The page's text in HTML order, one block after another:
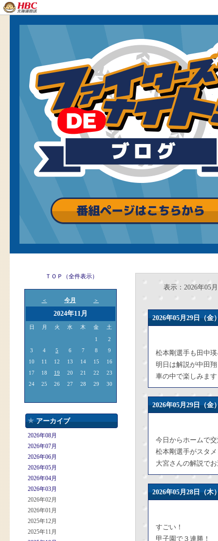
ＴＯＰ（全件表示）
＜ 今月 ＞
2024年11月
日 月 火 水 木 金 土
1
2
3
4 5 6 7 8
9
10
11 12 13 14 15
16
17
18 19 20 21 22
23
24
25 26 27 28 29 30
アーカイブ
2026年08月
2026年07月
2026年06月
2026年05月
2026年04月
2026年03月
2026年02月
2026年01月
2025年12月
2025年11月
表示：2026年05月
2026年05月29日
松本剛選手も田中
明日は解説が中田
車の中で楽しみま
2026年05月29日
今日からホームで
松本剛選手がスタ
大宮さんの解説で
2026年05月28日
すごい！
甲子園で３連勝！